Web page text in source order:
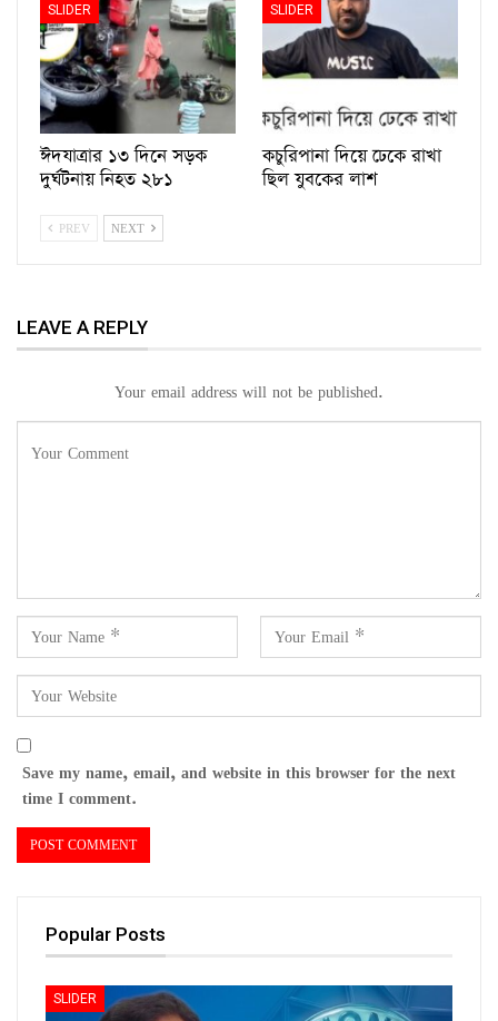
SLIDER
ঈদযাত্রার ১৩ দিনে সড়ক
দুর্ঘটনায় নিহত ২৮১
SLIDER
কচুরিপানা দিয়ে ঢেকে রাখা
ছিল যুবকের লাশ
PREV NEXT
LEAVE A REPLY
Your email address will not be published.
Save my name, email, and website in this browser for the next
time I comment.
Popular Posts
SLIDER